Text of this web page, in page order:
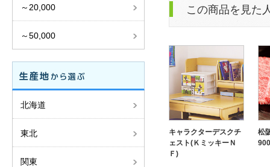
この商品を見た
キャラクターデスクチ
ェスト(ＫミッキーＮ
Ｆ)
松
～20,000
～50,000
北海道
東北
関東